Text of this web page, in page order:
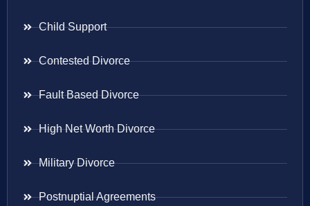
Child Support
Contested Divorce
Fault Based Divorce
High Net Worth Divorce
Military Divorce
Postnuptial Agreements